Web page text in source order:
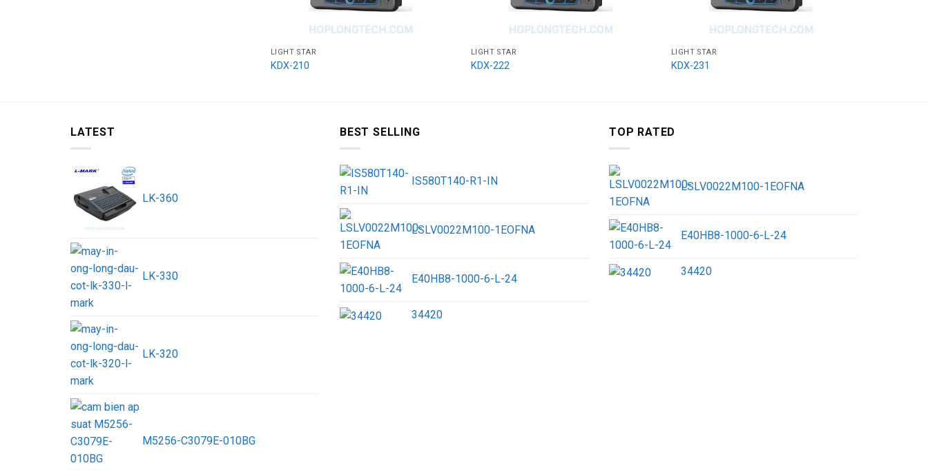
LIGHT STAR
KDX-210
LIGHT STAR
KDX-222
LIGHT STAR
KDX-231
LATEST
LK-360
LK-330
LK-320
M5256-C3079E-010BG
BEST SELLING
IS580T140-R1-IN
LSLV0022M100-1EOFNA
E40HB8-1000-6-L-24
34420
TOP RATED
LSLV0022M100-1EOFNA
E40HB8-1000-6-L-24
34420